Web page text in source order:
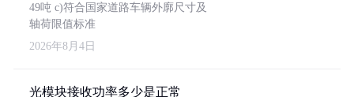
49吨 c)符合国家道路车辆外廓尺寸及
轴荷限值标准
2026年8月4日
光模块接收功率多少是正常